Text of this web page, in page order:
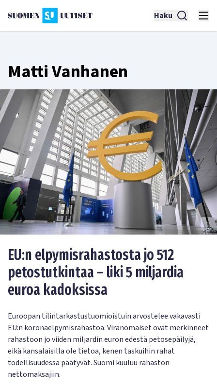
Haku
Matti Vanhanen
EU:n elpymisrahastosta jo 512
petostutkintaa – liki 5 miljardia
euroa kadoksissa
Euroopan tilintarkastustuomioistuin arvostelee vakavasti
EU:n koronaelpymisrahastoa. Viranomaiset ovat merkinneet
rahastoon jo viiden miljardin euron edestä petosepäilyjä,
eikä kansalaisilla ole tietoa, kenen taskuihin rahat
todellisuudessa päätyvät. Suomi kuuluu rahaston
nettomaksajiin.